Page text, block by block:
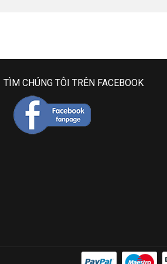
TÌM CHÚNG TÔI TRÊN FACEBOOK